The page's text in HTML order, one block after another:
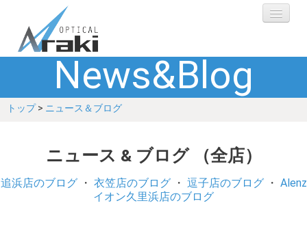
選ばれる理由
ブランド
補聴器
News&Blog
トップ> ニュース＆ブログ
ニュース & ブログ （全店）
追浜店のブログ・ 衣笠店のブログ・ 逗子店のブログ・ Alenz
イオン久里浜店のブログ